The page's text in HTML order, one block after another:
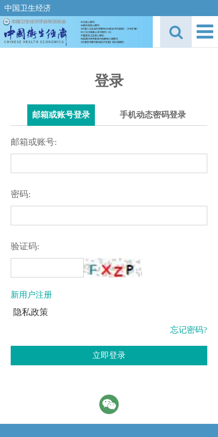
中国卫生经济
登录
邮箱或账号登录 手机动态密码登录
邮箱或账号:
密码:
验证码:
新用户注册
隐私政策
忘记密码?
立即登录